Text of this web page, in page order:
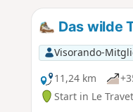
Das wilde
Visorando-
11,24 km
Start in Le